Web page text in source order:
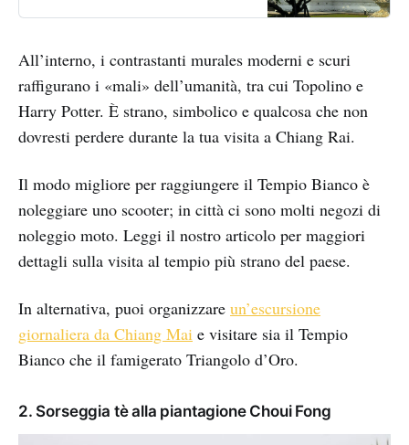
Bookings: Some of the links in this
that if you choose to make a
All’interno, i contrastanti murales moderni e scuri
raffigurano i «mali» dell’umanità, tra cui Topolino e
Harry Potter. È strano, simbolico e qualcosa che non
dovresti perdere durante la tua visita a Chiang Rai.
Il modo migliore per raggiungere il Tempio Bianco è
noleggiare uno scooter; in città ci sono molti negozi di
noleggio moto. Leggi il nostro articolo per maggiori
dettagli sulla visita al tempio più strano del paese.
In alternativa, puoi organizzare un’escursione
giornaliera da Chiang Mai e visitare sia il Tempio
Bianco che il famigerato Triangolo d’Oro.
2. Sorseggia tè alla piantagione Choui Fong